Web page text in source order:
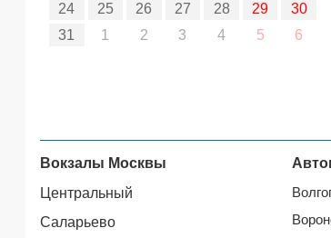
24
25 26 27 28 29
30
31
1 2 3 4 5 6
Вокзалы Москвы
Центральный
Саларьево